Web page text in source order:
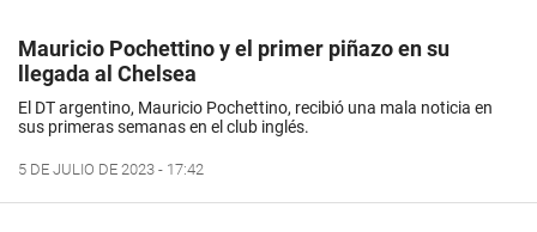
Mauricio Pochettino y el primer piñazo en su
llegada al Chelsea
El DT argentino, Mauricio Pochettino, recibió una mala noticia en
sus primeras semanas en el club inglés.
5 DE JULIO DE 2023 - 17:42